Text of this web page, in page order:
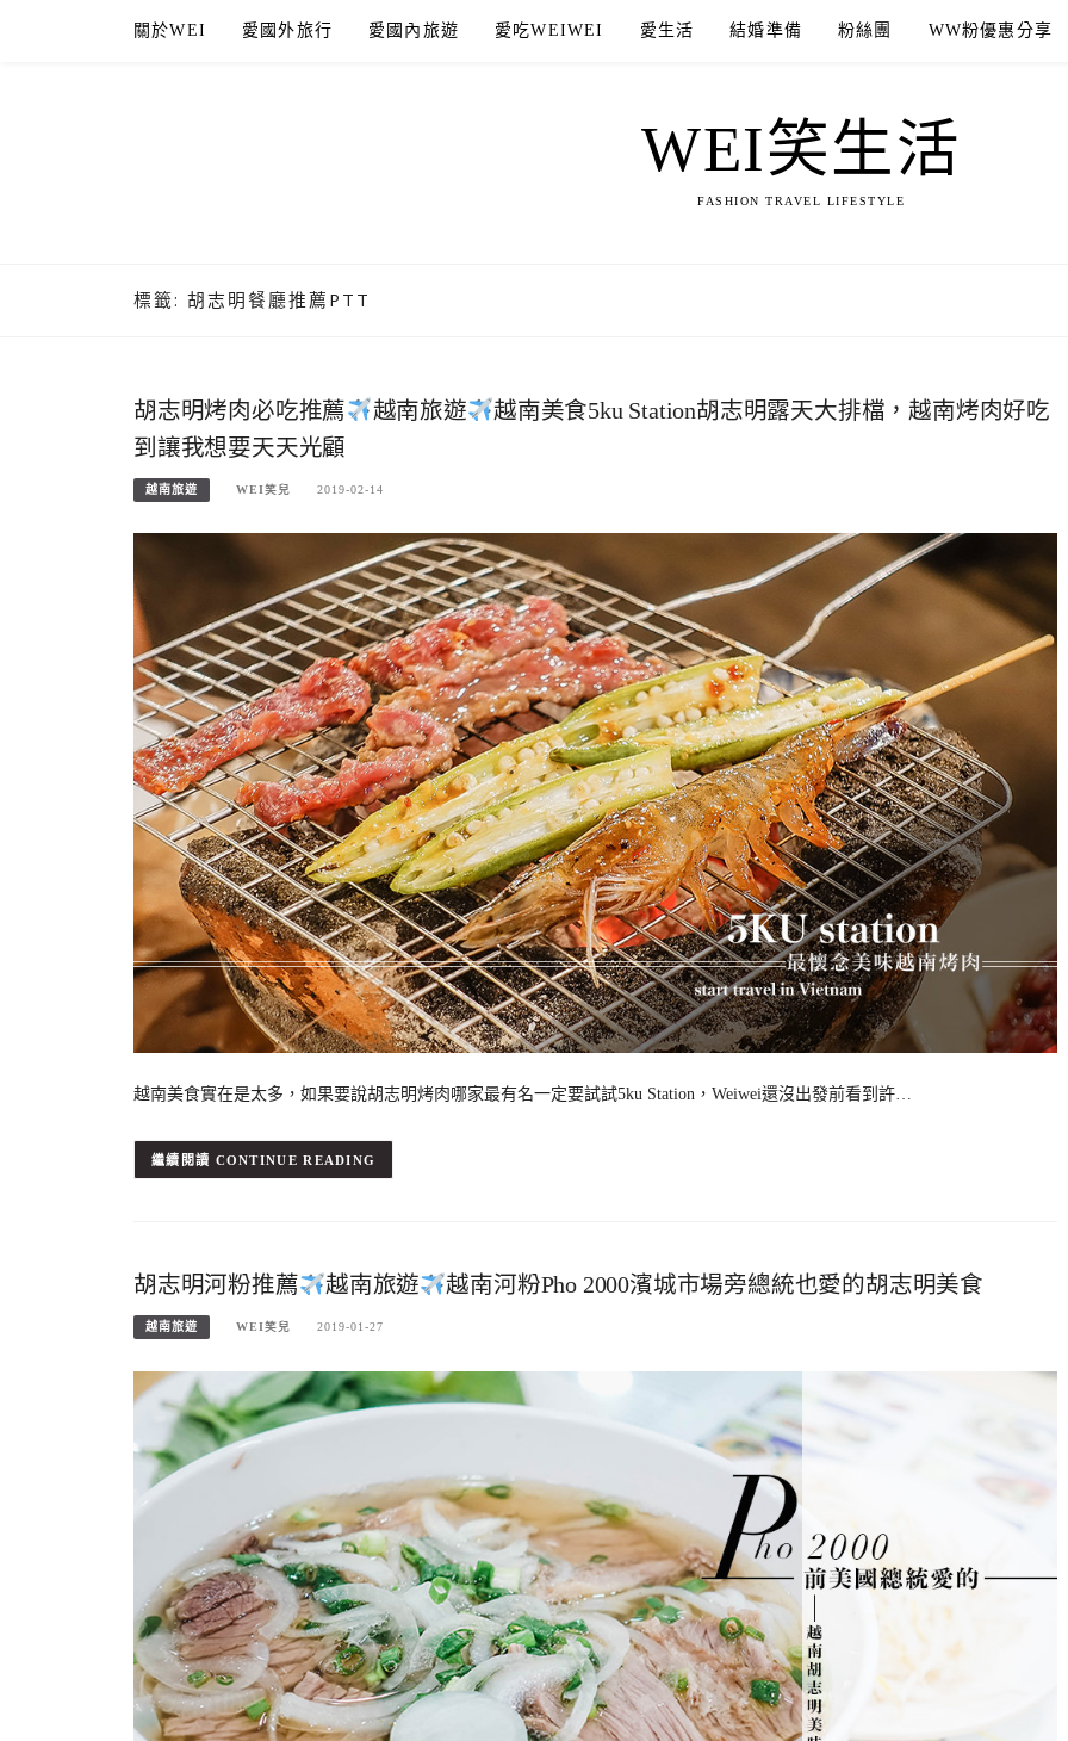
關於WEI 愛國外旅行 愛國內旅遊 愛吃WEIWEI 愛生活 結婚準備 粉絲團 WW粉優惠分享
WEI笑生活
FASHION TRAVEL LIFESTYLE
標籤: 胡志明餐廳推薦PTT
胡志明烤肉必吃推薦 越南旅遊
越南美食5ku Station胡志明露天大排檔，越南烤肉好吃
到讓我想要天天光顧
越南旅遊 WEI笑兒 2019-02-14
越南美食實在是太多，如果要說胡志明烤肉哪家最有名一定要試試5ku Station，Weiwei還沒出發前看到許…
CONTINUE READING
胡志明河粉推薦 越南旅遊 越南河粉Pho 2000濱城市場旁總統也愛的胡志明美食
越南旅遊 WEI笑兒 2019-01-27